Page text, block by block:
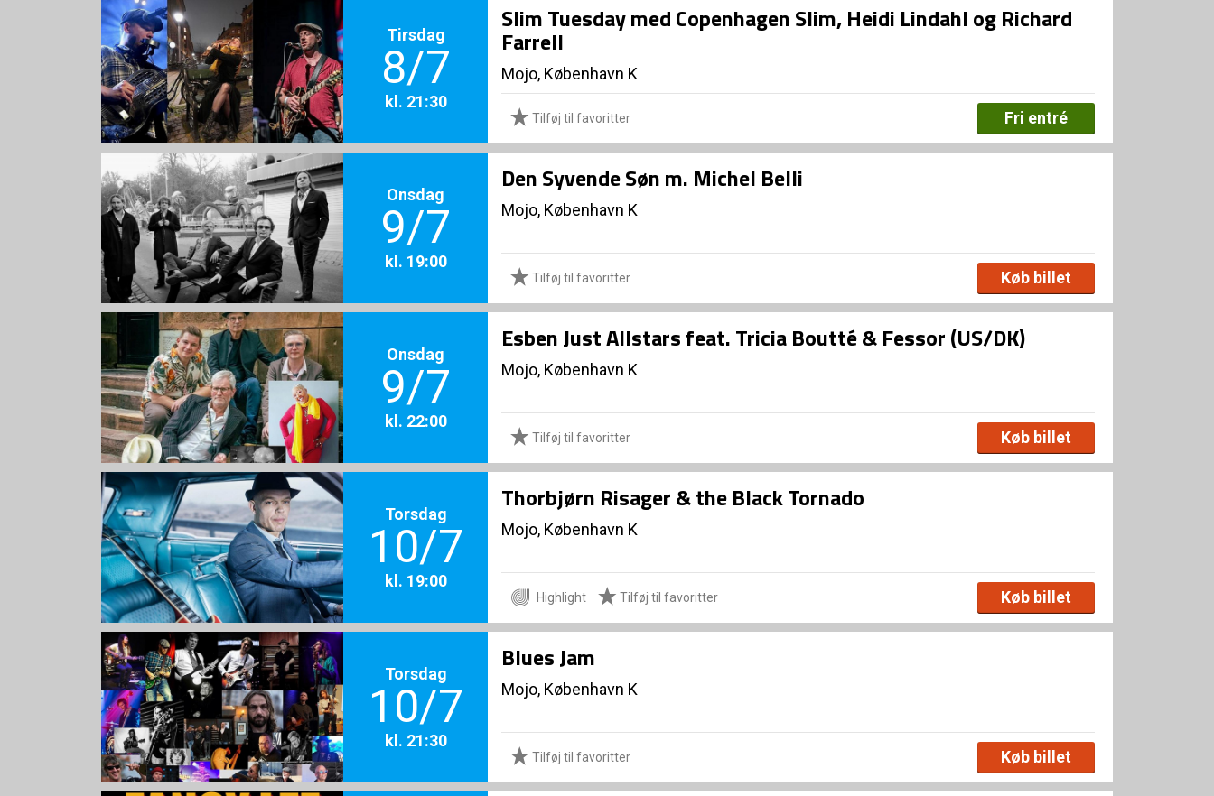
Tirsdag
8/7
kl. 21:30
Slim Tuesday med Copenhagen Slim, Heidi Lindahl og Richard
Farrell
Mojo, København K
Tilføj til favoritter Fri entré
Onsdag
9/7
kl. 19:00
Den Syvende Søn m. Michel Belli
Mojo, København K
Tilføj til favoritter Køb billet
Onsdag
9/7
kl. 22:00
Esben Just Allstars feat. Tricia Boutté & Fessor (US/DK)
Mojo, København K
Tilføj til favoritter Køb billet
Torsdag
10/7
kl. 19:00
Thorbjørn Risager & the Black Tornado
Mojo, København K
Highlight Tilføj til favoritter Køb billet
Torsdag
10/7
kl. 21:30
Blues Jam
Mojo, København K
Tilføj til favoritter Køb billet